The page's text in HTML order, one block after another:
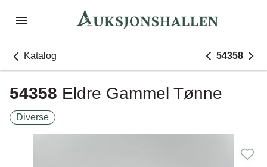
Katalog 54358
54358 Eldre Gammel Tønne
Diverse